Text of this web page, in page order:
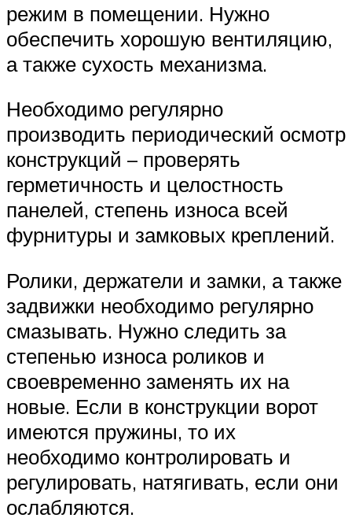
режим в помещении. Нужно
обеспечить хорошую вентиляцию,
а также сухость механизма.
Необходимо регулярно
производить периодический осмотр
конструкций – проверять
герметичность и целостность
панелей, степень износа всей
фурнитуры и замковых креплений.
Ролики, держатели и замки, а также
задвижки необходимо регулярно
смазывать. Нужно следить за
степенью износа роликов и
своевременно заменять их на
новые. Если в конструкции ворот
имеются пружины, то их
необходимо контролировать и
регулировать, натягивать, если они
ослабляются.